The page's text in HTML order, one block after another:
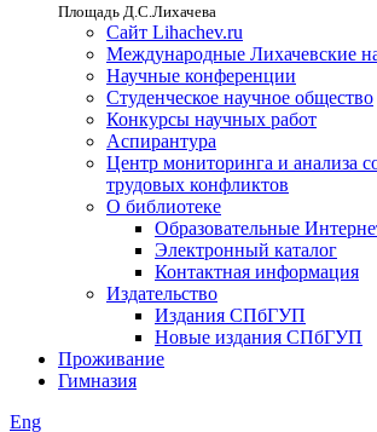
Площадь Д.С.Лихачева
Сайт Lihachev.ru
Международные Лихачевские
Научные конференции
Студенческое научное общество
Конкурсы научных работ
Аспирантура
Центр мониторинга и анализа
трудовых конфликтов
О библиотеке
Образовательные
Электронный каталог
Контактная информация
Издательство
Издания СПбГУП
Новые издания СПбГУП
Проживание
Гимназия
Eng